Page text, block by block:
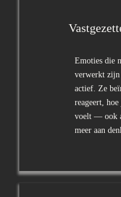
Emoties die
verwerkt
actief. Ze
reageert,
voelt — ook
meer aan